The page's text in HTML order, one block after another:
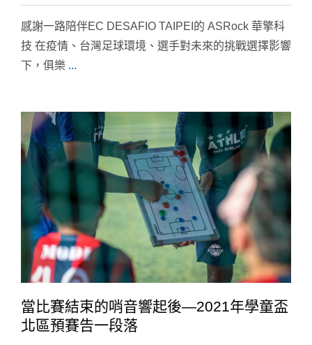
感謝一路陪伴EC DESAFIO TAIPEI的 ASRock 華擎科
技 在疫情、台灣足球環境、選手對未來的挑戰選擇影響
下，俱樂 ...
當比賽結束的哨音響起後—2021年學童盃
北區預賽告一段落